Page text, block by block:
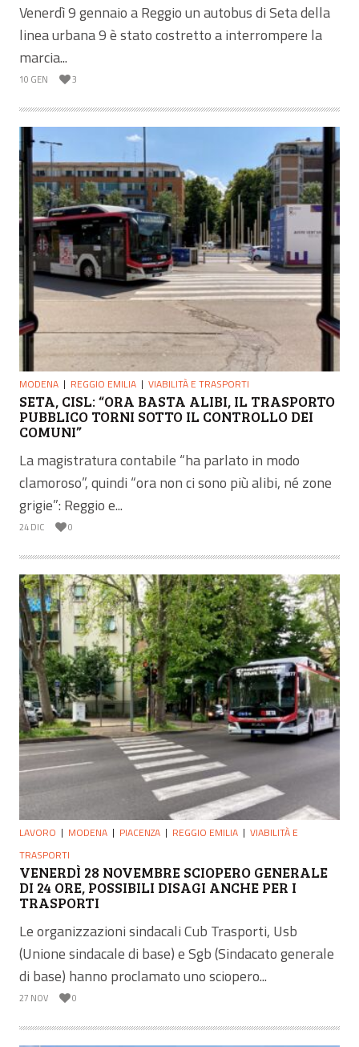
Venerdì 9 gennaio a Reggio un autobus di Seta della
linea urbana 9 è stato costretto a interrompere la
marcia...
10 GEN 3
MODENA REGGIO EMILIA VIABILITÀ E TRASPORTI
SETA, CISL: “ORA BASTA ALIBI, IL TRASPORTO
PUBBLICO TORNI SOTTO IL CONTROLLO DEI
COMUNI”
La magistratura contabile “ha parlato in modo
clamoroso”, quindi “ora non ci sono più alibi, né zone
grigie”: Reggio e...
24 DIC 0
LAVORO MODENA PIACENZA REGGIO EMILIA
VIABILITÀ E
TRASPORTI
VENERDÌ 28 NOVEMBRE SCIOPERO GENERALE
DI 24 ORE, POSSIBILI DISAGI ANCHE PER I
TRASPORTI
Le organizzazioni sindacali Cub Trasporti, Usb
(Unione sindacale di base) e Sgb (Sindacato generale
di base) hanno proclamato uno sciopero...
27 NOV 0